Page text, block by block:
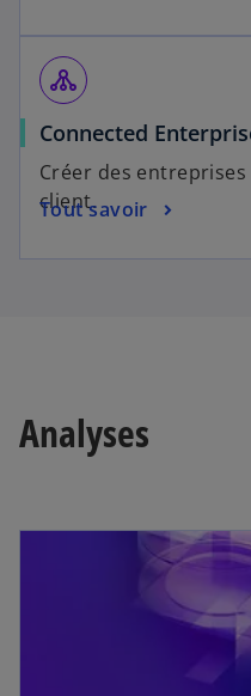
tenancy
Connected
Créer des
client.
Tout savoir
Analyses